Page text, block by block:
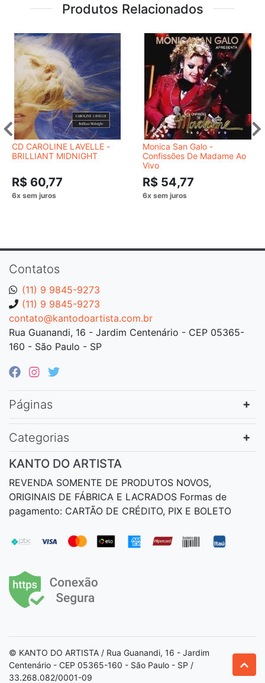
Produtos Relacionados
CD CAROLINE LAVELLE -
BRILLIANT MIDNIGHT
R$ 60,77
Monica San Galo -
Confissões De Madame Ao
Vivo
R$ 54,77
Contatos
(11) 9 9845-9273
(11) 9 9845-9273
contato@kantodoartista.com.br
Rua Guanandi, 16 - Jardim Centenário - CEP 05365-
160 - São Paulo - SP
Páginas
Categorias
KANTO DO ARTISTA
REVENDA SOMENTE DE PRODUTOS NOVOS,
ORIGINAIS DE FÁBRICA E LACRADOS Formas de
pagamento: CARTÃO DE CRÉDITO, PIX E BOLETO
© KANTO DO ARTISTA / Rua Guanandi, 16 - Jardim
Centenário - CEP 05365-160 - São Paulo - SP /
33.268.082/0001-09